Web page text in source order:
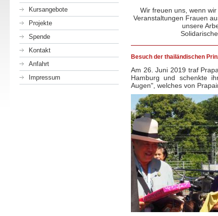
Kursangebote
Projekte
Spende
Kontakt
Anfahrt
Impressum
Wir freuen uns, wenn
Veranstaltungen Frauen
unsere
Besuch der thailändischen
Am 26. Juni 2019 traf
Hamburg und schenkte
Augen", welches von